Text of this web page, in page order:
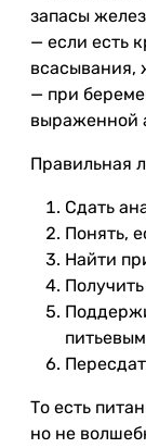
запасы
— если есть
всасывания,
— при
выраженной
Правильная
Сдать
Понять,
Найти
То есть
но не